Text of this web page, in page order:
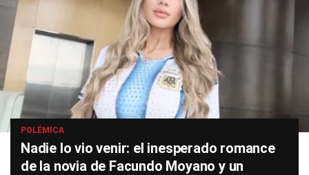
POLÉMICA
Nadie lo vio venir: el inesperado romance
de la novia de Facundo Moyano y un